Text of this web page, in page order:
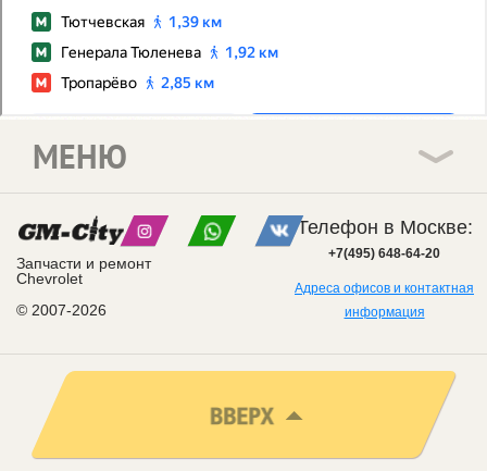
Запчасти и ремонт
Chevrolet
© 2007-2026
МЕНЮ
Телефон в Москве:
+7(495) 648-64-20
Адреса офисов и контактная
информация